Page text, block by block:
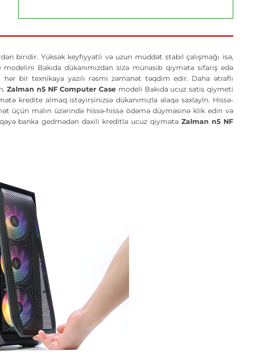
biridir. Yüksək keyfiyyətli və uzun müddət stabil çalışmağı isə,
modelini Bakıda dükanımızdan sizə münasib qiymətə sifariş edə
bir texnikaya yazılı rəsmi zəmanət təqdim edir. Daha ətraflı
Zalman n5 NF Computer Case modeli Bakıda ucuz satis qiymeti
kredite almaq istəyirsinizsə dükanımızla əlaqə saxlayln. Hissə-
üçün malın üzərində hissə-hissə ödəmə düyməsinə klik edin və
banka gedmədən daxili kreditlə ucuz qiymətə Zalman n5 NF